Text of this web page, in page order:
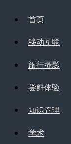
首页
移动互联
旅行摄影
尝鲜体验
知识管理
学术